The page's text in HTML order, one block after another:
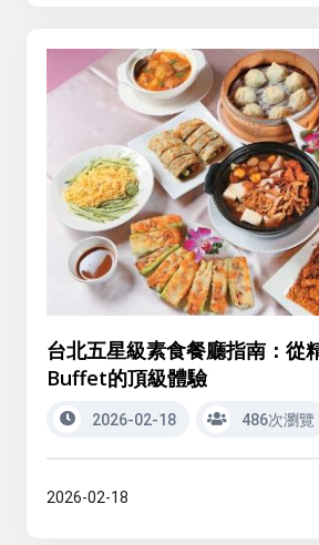
台北五星級素食餐廳指南：從
Buffet的頂級體驗
2026-02-18 486次瀏覽
2026-02-18